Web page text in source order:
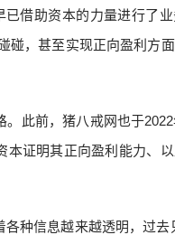
借助资本的力量进行了
碰，甚至实现正向盈利方
此前，猪八戒网也于
证明其正向盈利能力、
种信息越来越透明，过去